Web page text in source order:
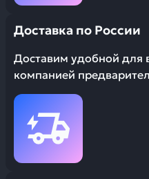
Доставка по России
Доставим удобной для
компанией